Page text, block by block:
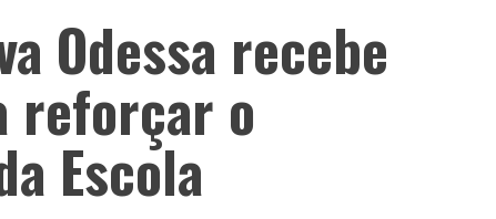
Odessa recebe
reforçar o
Escola